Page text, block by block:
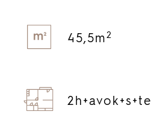
45,5m 2
2h+ avok+s+